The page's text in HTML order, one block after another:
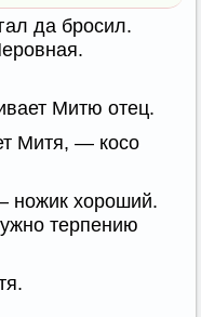
да бросил.
Митю отец.
Митя, — косо
ножик хороший.
терпению